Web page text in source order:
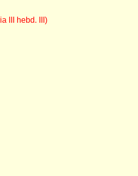
III hebd. III)